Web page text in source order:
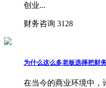
创业...
财务咨询 3128
为什么这么多老板选择把财
在当今的商业环境中，